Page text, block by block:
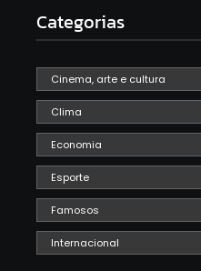
Categorias
Cinema, arte e cultura
Clima
Economia
Esporte
Famosos
Internacional